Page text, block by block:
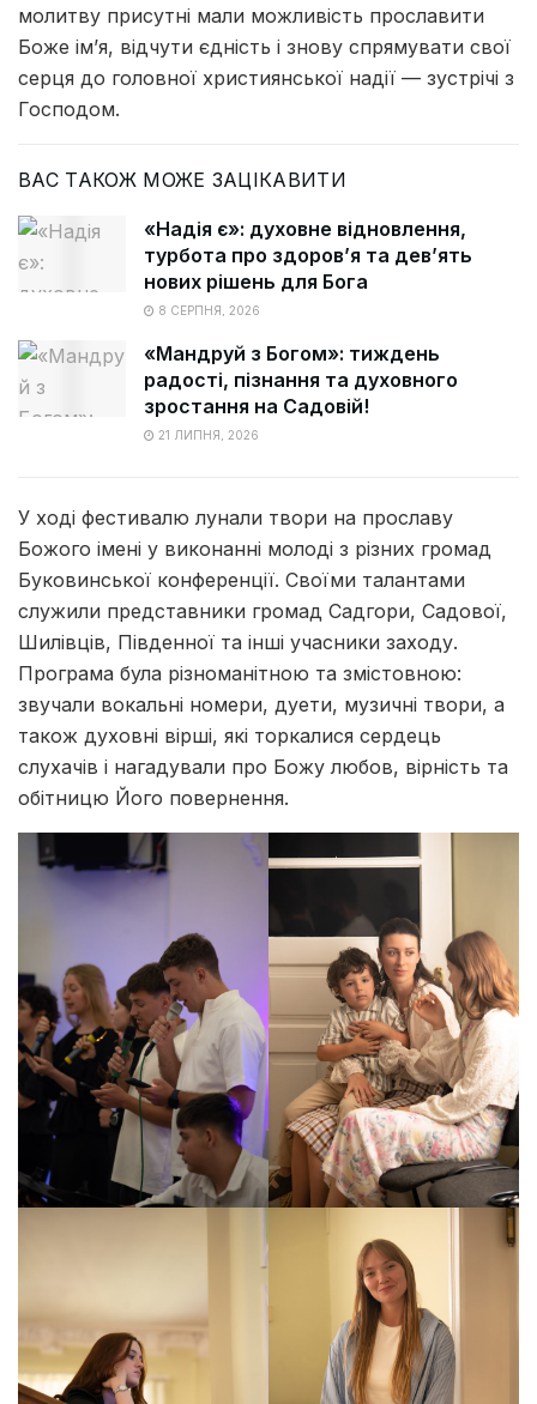
молитву присутні мали можливість прославити
Боже ім’я, відчути єдність і знову спрямувати свої
серця до головної християнської надії — зустрічі з
Господом.
ВАС ТАКОЖ МОЖЕ ЗАЦІКАВИТИ
«Надія є»: духовне відновлення,
турбота про здоров’я та дев’ять
нових рішень для Бога
8 СЕРПНЯ, 2026
«Мандруй з Богом»: тиждень
радості, пізнання та духовного
зростання на Садовій!
21 ЛИПНЯ, 2026
У ході фестивалю лунали твори на прославу
Божого імені у виконанні молоді з різних громад
Буковинської конференції. Своїми талантами
служили представники громад Садгори, Садової,
Шилівців, Південної та інші учасники заходу.
Програма була різноманітною та змістовною:
звучали вокальні номери, дуети, музичні твори, а
також духовні вірші, які торкалися сердець
слухачів і нагадували про Божу любов, вірність та
обітницю Його повернення.